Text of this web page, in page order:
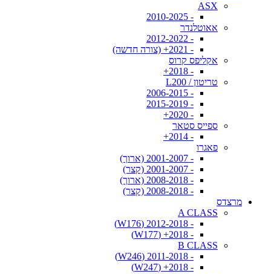
ASX
- 2010-2025
אאוטלנדר
- 2012-2022
- 2021+ (צורה חדשה)
אקליפס קרוס
- 2018+
טריטון / L200
- 2006-2015
- 2015-2019
- 2020+
ספייס סטאר
- 2014+
פאגרו
- 2001-2007 (ארוך)
- 2001-2007 (קצר)
- 2008-2018 (ארוך)
- 2008-2018 (קצר)
מרצדס
A CLASS
- 2012-2018 (W176)
- 2018+ (W177)
B CLASS
- 2011-2018 (W246)
- 2018+ (W247)